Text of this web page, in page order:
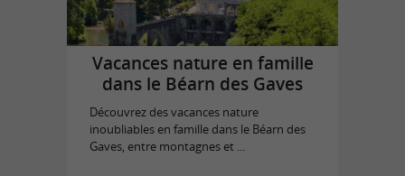
Vacances nature en famille
dans le Béarn des Gaves
Découvrez des vacances nature
inoubliables en famille dans le Béarn des
Gaves, entre montagnes et ...